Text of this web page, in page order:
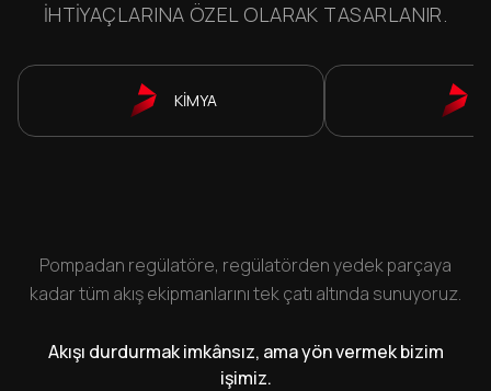
IHTIYAÇLARINA ÖZEL OLARAK TASARLANIR.
KİMYA
Pompadan regülatöre, regülatörden yedek parçaya
kadar tüm akış ekipmanlarını tek çatı altında sunuyoruz.
Akışı durdurmak imkânsız, ama yön vermek bizim
işimiz.